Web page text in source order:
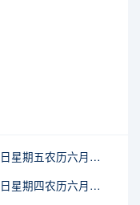
外贸简讯：2026年8月7日星期五农历六月廿五
外贸简讯：2026年8月6日星期四农历六月廿四